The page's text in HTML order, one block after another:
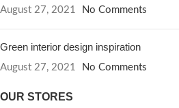
August 27, 2021 No Comments
Green interior design inspiration
August 27, 2021 No Comments
OUR STORES